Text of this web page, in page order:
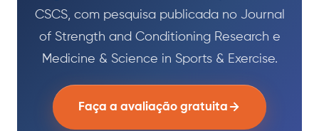
CSCS, com pesquisa publicada no Journal
of Strength and Conditioning Research e
Medicine & Science in Sports & Exercise.
Faça a avaliação gratuita